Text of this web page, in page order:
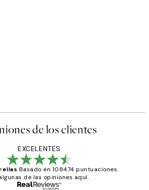
de los clientes
EXCELENTES
Basado en 108474 puntuaciones.
de las opiniones aquí.